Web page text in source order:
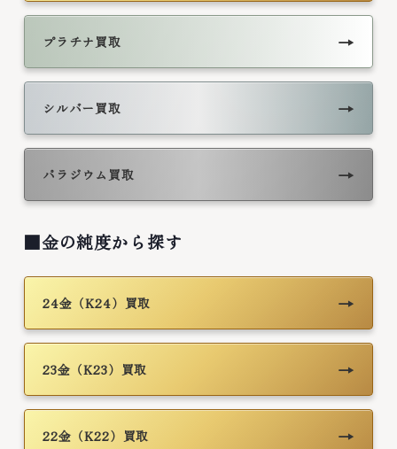
プラチナ買取 →
シルバー買取 →
パラジウム買取 →
■金の純度から探す
24金（K24）買取 →
23金（K23）買取 →
22金（K22）買取 →